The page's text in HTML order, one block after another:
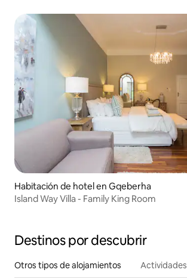
Habitación de hotel en Gqeberha
Island Way Villa - Family King Room
Destinos por descubrir
Otros tipos de alojamientos Actividades